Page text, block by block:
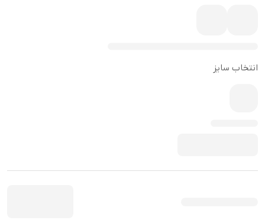
انتخاب سایز